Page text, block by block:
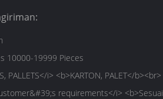
10000-19999 Pieces
PALLETS</i> <b>KARTON, PALET</b><br>
requirements</i> <b>Sesuai